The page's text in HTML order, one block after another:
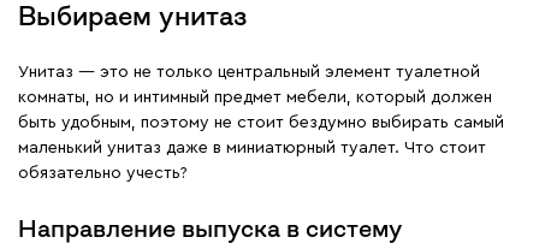
Выбираем унитаз
Унитаз — это не только центральный элемент туалетной
комнаты, но и интимный предмет мебели, который должен
быть удобным, поэтому не стоит бездумно выбирать самый
маленький унитаз даже в миниатюрный туалет. Что стоит
обязательно учесть?
Направление выпуска в систему